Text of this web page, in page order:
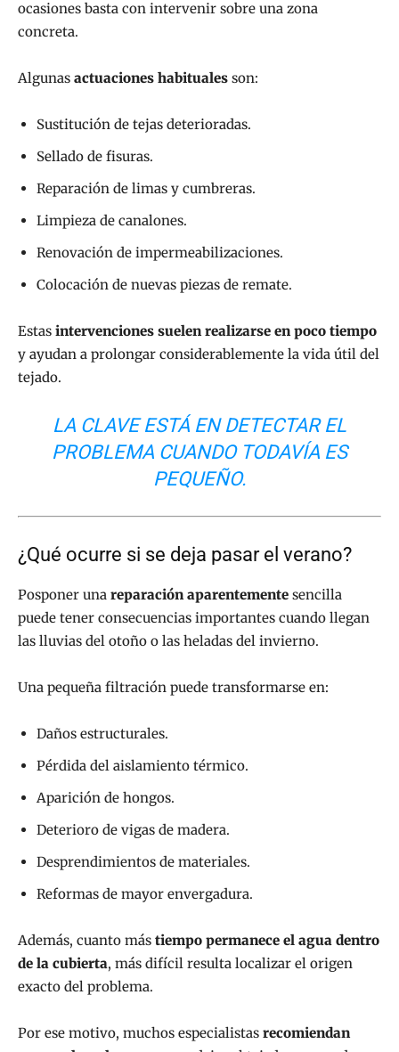
ocasiones basta con intervenir sobre una zona
concreta.
Algunas actuaciones habituales son:
Sustitución de tejas deterioradas.
Sellado de fisuras.
Reparación de limas y cumbreras.
Limpieza de canalones.
Renovación de impermeabilizaciones.
Colocación de nuevas piezas de remate.
Estas intervenciones suelen realizarse en poco tiempo
y ayudan a prolongar considerablemente la vida útil del
tejado.
LA CLAVE ESTÁ EN DETECTAR EL
PROBLEMA CUANDO TODAVÍA ES
PEQUEÑO.
¿Qué ocurre si se deja pasar el verano?
Posponer una reparación aparentemente sencilla
puede tener consecuencias importantes cuando llegan
las lluvias del otoño o las heladas del invierno.
Una pequeña filtración puede transformarse en:
Daños estructurales.
Pérdida del aislamiento térmico.
Aparición de hongos.
Deterioro de vigas de madera.
Desprendimientos de materiales.
Reformas de mayor envergadura.
Además, cuanto más tiempo permanece el agua dentro
de la cubierta, más difícil resulta localizar el origen
exacto del problema.
Por ese motivo, muchos especialistas recomiendan